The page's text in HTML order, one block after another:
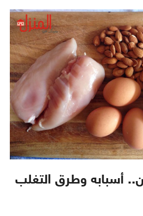
أسبابه وطرق التغلب